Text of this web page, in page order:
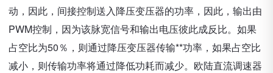
动，因此，间接控制送入降压变压器的功率，因此，输出由
PWM控制，因为该脉宽信号和输出电压彼此成反比。如果
占空比为50％，则通过降压变压器传输**功率，如果占空比
减小，则传输功率将通过降低功耗而减少。欧陆直流调速器